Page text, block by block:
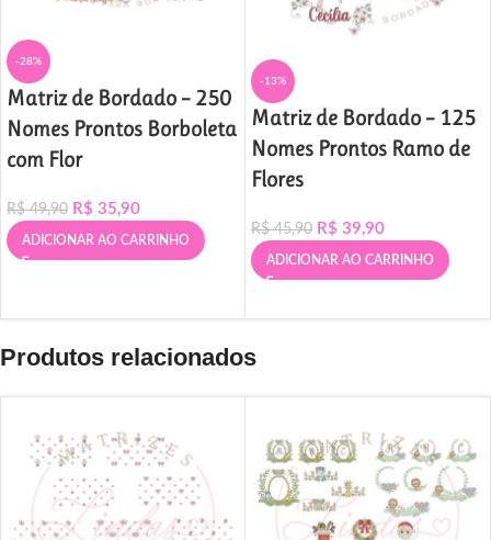
-28%
Matriz de Bordado – 250
Nomes Prontos Borboleta
com Flor
R$49,90 R$ 35,90
ADICIONAR AO CARRINHO
-13%
Matriz de Bordado – 125
Nomes Prontos Ramo de
Flores
R$45,90 R$ 39,90
ADICIONAR AO CARRINHO
Produtos relacionados